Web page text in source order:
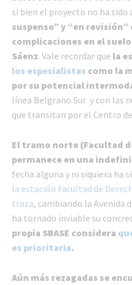
si bien el proyecto no ha sido
suspenso” y “en
complicaciones en el
Sáenz. Vale recordar que la
los especialistas como la
por su potencial
línea Belgrano Sur y con las
que transitan por el Centro
El tramo norte (Facultad
permanece en una
fecha alguna y ni siquiera ha
la estación Facultad de
traza, cambiando la Avenida
ha tornado inviable su
propia SBASE considera
es prioritaria.
Aún más rezagadas se